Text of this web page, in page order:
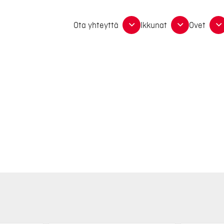
Ota yhteyttä Ikkunat Ovet